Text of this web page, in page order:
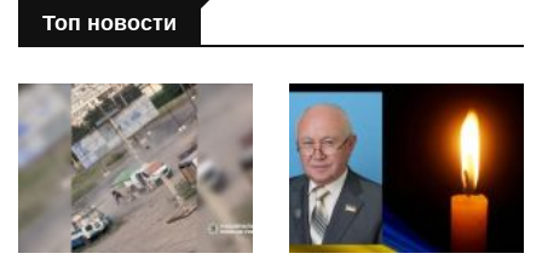
Топ новости